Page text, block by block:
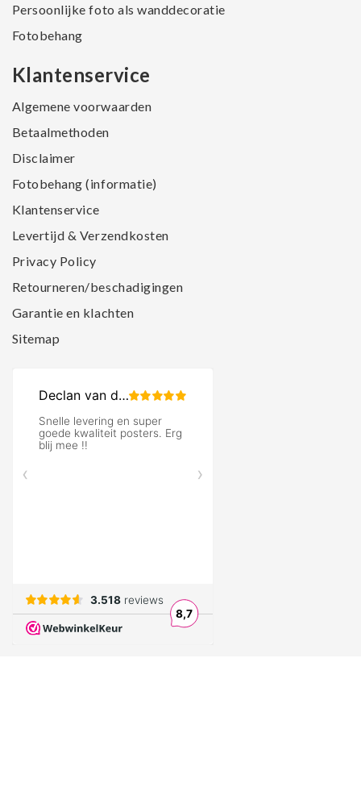
Persoonlijke foto als wanddecoratie
Fotobehang
Klantenservice
Algemene voorwaarden
Betaalmethoden
Disclaimer
Fotobehang (informatie)
Klantenservice
Levertijd & Verzendkosten
Privacy Policy
Retourneren/beschadigingen
Garantie en klachten
Sitemap